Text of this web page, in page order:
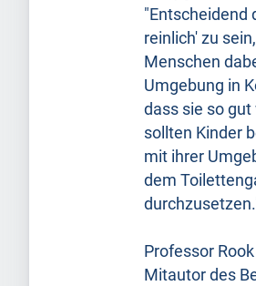
"Entscheidend
reinlich' zu
Menschen
Umgebung in
dass sie so
sollten Kinder
mit ihrer
dem
Professor
Mitautor des